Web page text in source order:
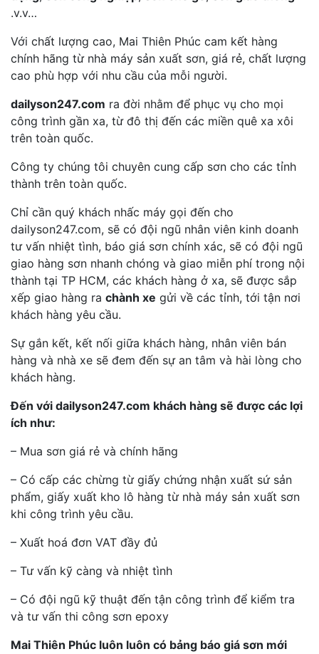
.v.v…
Với chất lượng cao, Mai Thiên Phúc cam kết hàng
chính hãng từ nhà máy sản xuất sơn, giá rẻ, chất lượng
cao phù hợp với nhu cầu của mỗi người.
dailyson247.com ra đời nhằm để phục vụ cho mọi
công trình gần xa, từ đô thị đến các miền quê xa xôi
trên toàn quốc.
Công ty chúng tôi chuyên cung cấp sơn cho các tỉnh
thành trên toàn quốc.
Chỉ cần quý khách nhấc máy gọi đến cho
dailyson247.com, sẽ có đội ngũ nhân viên kinh doanh
tư vấn nhiệt tình, báo giá sơn chính xác, sẽ có đội ngũ
giao hàng sơn nhanh chóng và giao miễn phí trong nội
thành tại TP HCM, các khách hàng ở xa, sẽ được sắp
xếp giao hàng ra chành xe gửi về các tỉnh, tới tận nơi
khách hàng yêu cầu.
Sự gắn kết, kết nối giữa khách hàng, nhân viên bán
hàng và nhà xe sẽ đem đến sự an tâm và hài lòng cho
khách hàng.
Đến với dailyson247.com khách hàng sẽ được các lợi
ích như:
– Mua sơn giá rẻ và chính hãng
– Có cấp các chừng từ giấy chứng nhận xuất sứ sản
phẩm, giấy xuất kho lô hàng từ nhà máy sản xuất sơn
khi công trình yêu cầu.
– Xuất hoá đơn VAT đầy đủ
– Tư vấn kỹ càng và nhiệt tình
– Có đội ngũ kỹ thuật đến tận công trình để kiểm tra
và tư vấn thi công sơn epoxy
Mai Thiên Phúc luôn luôn có bảng báo giá sơn mới